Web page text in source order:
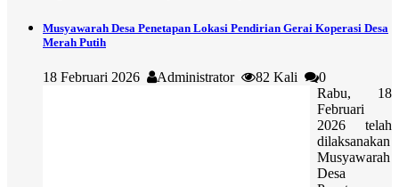
Musyawarah Desa Penetapan Lokasi Pendirian Gerai Koperasi Desa
Merah Putih
18 Februari 2026 Administrator 82 Kali
0
Rabu, 18
Februari
2026 telah
dilaksanakan
Musyawarah
Desa